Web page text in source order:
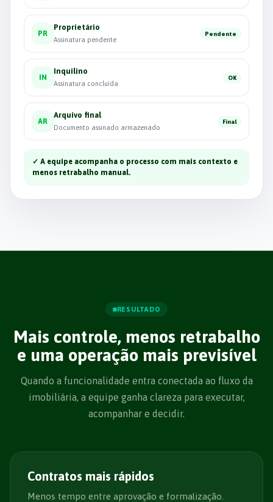
PR
Proprietário
Assinatura pendente
Pendente
IN
Inquilino
Assinatura concluída
OK
AR
Arquivo final
Documento assinado armazenado
Final
✓ A equipe acompanha o processo com mais contexto e
menos retrabalho manual.
RESULTADO
Mais controle, menos retrabalho
e uma operação mais previsível
Quando a funcionalidade entra conectada ao fluxo da
imobiliária, a equipe ganha clareza para executar,
acompanhar e decidir.
Contratos mais rápidos
Menos tempo entre aprovação e formalização.